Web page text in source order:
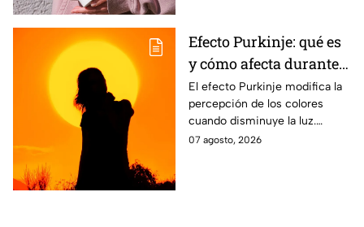
Efecto Purkinje: qué es
y cómo afecta durante
un eclipse
El efecto Purkinje modifica la
percepción de los colores
cuando disminuye la luz.
Conoce por qué el verde y el
07 agosto, 2026